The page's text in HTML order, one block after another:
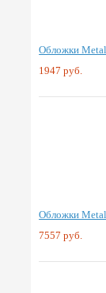
Обложки
1947 руб.
Обложки
7557 руб.